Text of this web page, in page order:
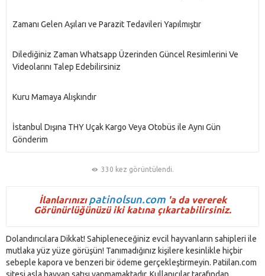
Zamanı Gelen Aşıları ve Parazit Tedavileri Yapılmıştır
Dilediğiniz Zaman Whatsapp Üzerinden Güncel Resimlerini Ve
Videolarını Talep Edebilirsiniz
Kuru Mamaya Alışkındır
İstanbul Dışına THY Uçak Kargo Veya Otobüs ile Aynı Gün
Gönderim
330 kez görüntülendi.
İlanlarınızı patinolsun.com'a da vererek
Görünürlüğünüzü iki katına çıkartabilirsiniz.
Dolandırıcılara Dikkat! Sahipleneceğiniz evcil hayvanların sahipleri ile
mutlaka yüz yüze görüşün! Tanımadığınız kişilere kesinlikle hiçbir
sebeple kapora ve benzeri bir ödeme gerçekleştirmeyin. Patiilan.com